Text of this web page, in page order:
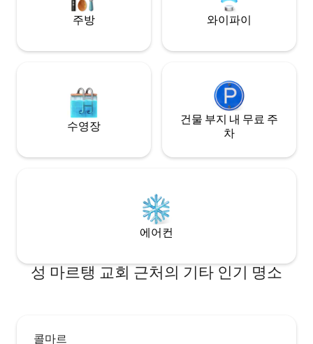
주방 와이파이
수영장
건물 부지 내 무료 주
차
에어컨
성 마르탱 교회 근처의 기타 인기 명소
콜마르